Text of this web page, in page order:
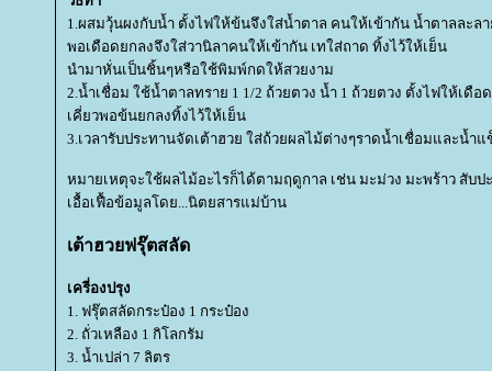
1.ผสมวุ้นผงกับน้ำ ตั้งไฟให้ข้นจึงใส่น้ำตาล คนให้เข้ากัน น้ำตาลละ
พอเดือดยกลงจึงใส่วานิลาคนให้เข้ากัน เทใส่ถาด ทิ้งไว้ให้เย็น
นำมาหั่นเป็นชิ้นๆหรือใช้พิมพ์กดให้สวยงาม
2.น้ำเชื่อม ใช้น้ำตาลทราย 1 1/2 ถ้วยตวง น้ำ 1 ถ้วยตวง ตั้งไฟให้เดือด
เคี่ยวพอข้นยกลงทิ้งไว้ให้เย็น
3.เวลารับประทานจัดเต้าฮวย ใส่ถ้วยผลไม้ต่างๆราดน้ำเชื่อมและน้ำแ
หมายเหตุจะใช้ผลไม้อะไรก็ได้ตามฤดูกาล เช่น มะม่วง มะพร้าว สับ
เอื้อเฟื้อข้อมูลโดย...นิตยสารแม่บ้าน
เต้าฮวยฟรุ๊ตสลัด
เครี่องปรุง
1. ฟรุ๊ตสลัดกระป๋อง 1 กระป๋อง
2. ถั่วเหลือง 1 กิโลกรัม
3. น้ำเปล่า 7 ลิตร